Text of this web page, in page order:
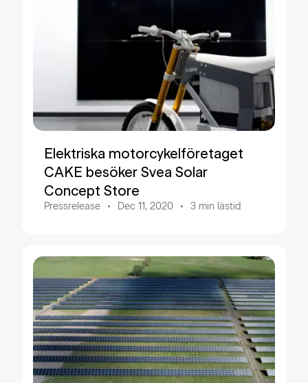
Elektriska motorcykelföretaget
CAKE besöker Svea Solar
Concept Store
Pressrelease Dec 11, 2020 3 min lästid